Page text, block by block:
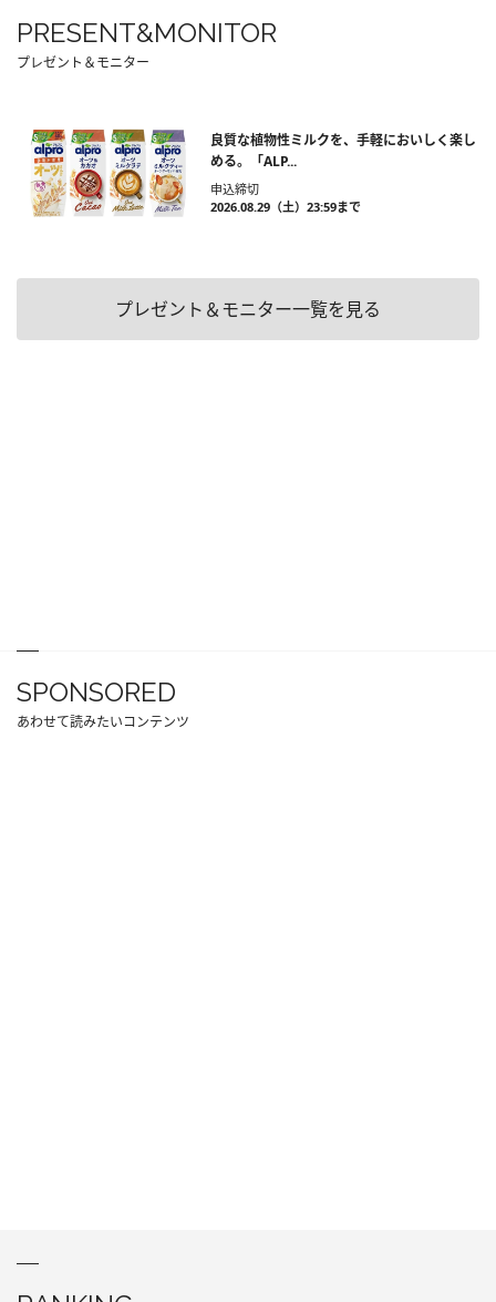
PRESENT&MONITOR
プレゼント＆モニター
良質な植物性ミルクを、手軽においしく楽し
める。「ALP...
申込締切
2026.08.29（土）23:59まで
プレゼント＆モニター一覧を見る
SPONSORED
あわせて読みたいコンテンツ